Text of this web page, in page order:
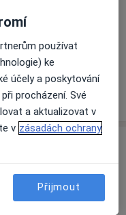
nejsou k dispozici
žádné informace o
používat
ke
účely a poskytování
procházení. Své
a aktualizovat v
v zásadách ochrany
Přijmout